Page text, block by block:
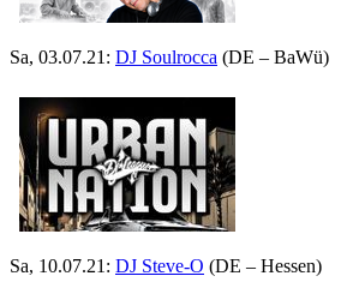
Sa, 03.07.21: DJ Soulrocca (DE – BaWü)
Sa, 10.07.21: DJ Steve-O (DE – Hessen)